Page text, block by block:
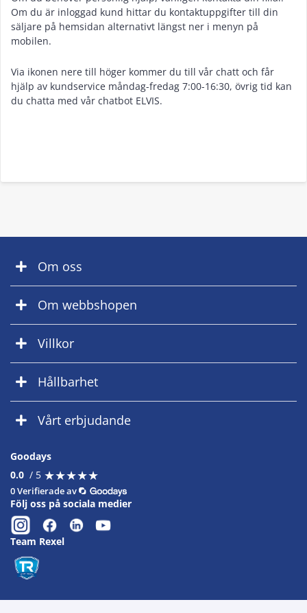
Om du är inloggad kund hittar du kontaktuppgifter till din
säljare på hemsidan alternativt längst ner i menyn på
mobilen.
Via ikonen nere till höger kommer du till vår chatt och får
hjälp av kundservice måndag-fredag 7:00-16:30, övrig tid kan
du chatta med vår chatbot ELVIS.
Om oss
Om webbshopen
Villkor
Hållbarhet
Vårt erbjudande
Goodays
0.0 / 5 ★★★★★
★★★★★
0 Verifierade av
Följ oss på sociala medier
Team Rexel